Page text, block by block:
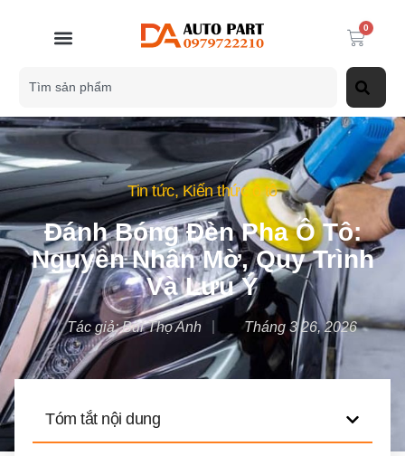
0
Tin tức,Kiến thức ô tô
Đánh Bóng Đèn Pha Ô Tô:
Nguyên Nhân Mờ, Quy Trình
Và Lưu Ý
Tác giả:Bùi Thọ Anh Tháng 3 26, 2026
Tóm tắt nội dung